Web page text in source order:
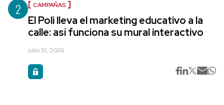
2 CAMPAÑAS
El Poli lleva el marketing educativo a la
calle: así funciona su mural interactivo
julio 31, 2026